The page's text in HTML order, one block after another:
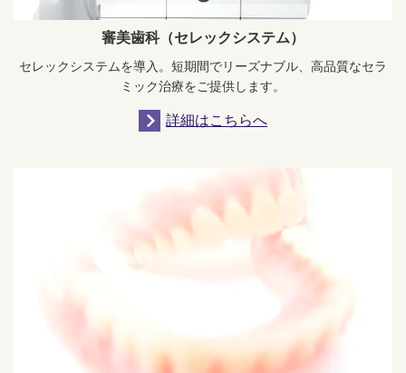
審美歯科（セレックシステム）
セレックシステムを導入。短期間でリーズナブル、高品質なセラ
ミック治療をご提供します。
詳細はこちらへ